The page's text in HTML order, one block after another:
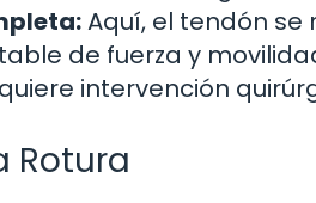
Aquí, el tendón
de fuerza y
intervención
Rotura